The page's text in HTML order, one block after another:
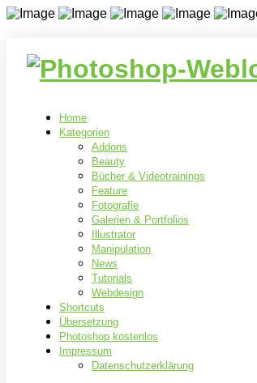
Home
Kategorien
Addons
Beauty
Bücher & Videotrainings
Feature
Fotografie
Galerien & Portfolios
Illustrator
Manipulation
News
Tutorials
Webdesign
Shortcuts
Übersetzung
Photoshop kostenlos
Impressum
Datenschutzerklärung